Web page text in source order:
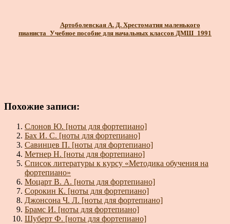
Артоболевская А. Д. Хрестоматия маленького
пианиста_Учебное пособие для начальных классов ДМШ_1991
Похожие записи:
Слонов Ю. [ноты для фортепиано]
Бах И. С. [ноты для фортепиано]
Савинцев П. [ноты для фортепиано]
Метнер Н. [ноты для фортепиано]
Список литературы к курсу «Методика обучения на
фортепиано»
Моцарт В. А. [ноты для фортепиано]
Сорокин К. [ноты для фортепиано]
Джонсона Ч. Л. [ноты для фортепиано]
Брамс И. [ноты для фортепиано]
Шуберт Ф. [ноты для фортепиано]